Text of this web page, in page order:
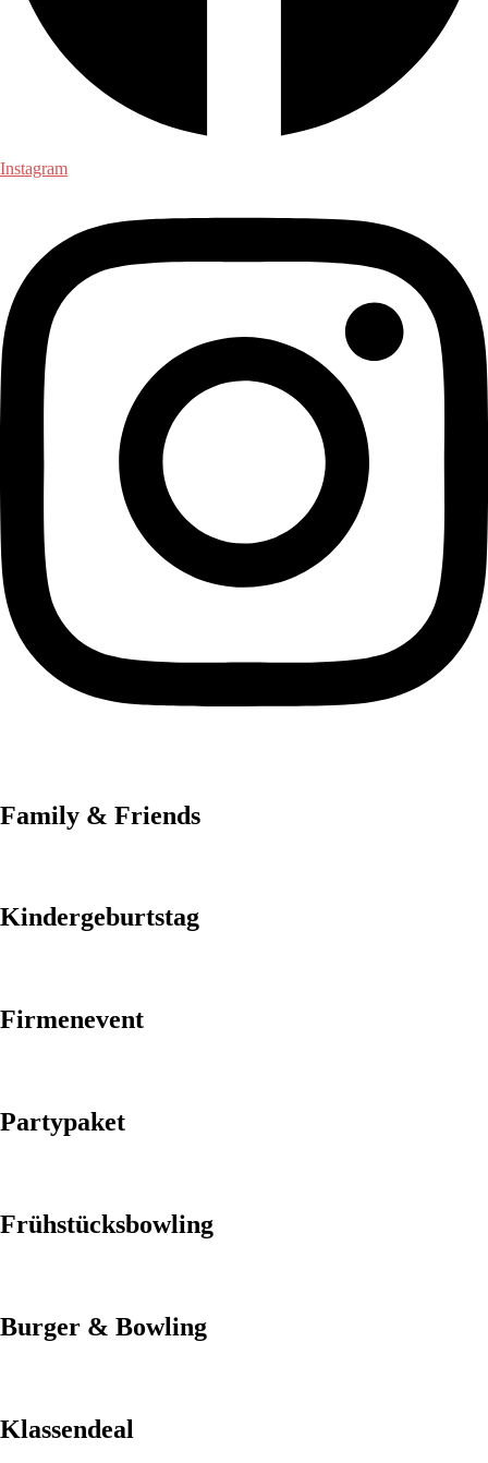
Instagram
Family & Friends
Kindergeburtstag
Firmenevent
Partypaket
Frühstücksbowling
Burger & Bowling
Klassendeal